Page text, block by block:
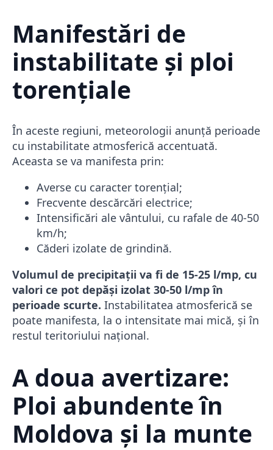
Manifestări de
instabilitate și ploi
torențiale
În aceste regiuni, meteorologii anunță perioade
cu instabilitate atmosferică accentuată.
Aceasta se va manifesta prin:
Averse cu caracter torențial;
Frecvente descărcări electrice;
Intensificări ale vântului, cu rafale de 40-50
km/h;
Căderi izolate de grindină.
Volumul de precipitații va fi de 15-25 l/mp, cu
valori ce pot depăși izolat 30-50 l/mp în
perioade scurte. Instabilitatea atmosferică se
poate manifesta, la o intensitate mai mică, și în
restul teritoriului național.
A doua avertizare:
Ploi abundente în
Moldova și la munte